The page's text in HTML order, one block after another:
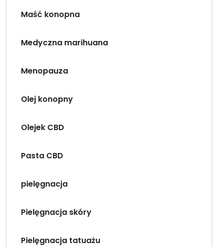
Maść konopna
Medyczna marihuana
Menopauza
Olej konopny
Olejek CBD
Pasta CBD
pielęgnacja
Pielęgnacja skóry
Pielęgnacja tatuażu